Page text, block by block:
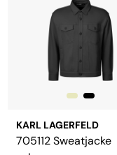
KARL LAGERFELD
705112 Sweatjacke